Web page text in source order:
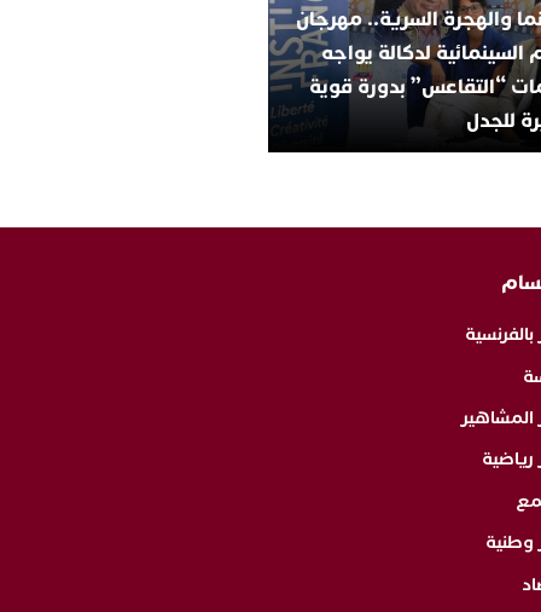
والهجرة السرية.. مهرجان
السينمائية لدكالة يواجه
“التقاعس” بدورة قوية
للجدل
بالفرنسية
المشاهير
رياضية
وطنية